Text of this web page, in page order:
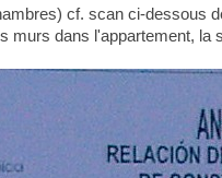
cf. scan ci-dessous
dans l'appartement, la